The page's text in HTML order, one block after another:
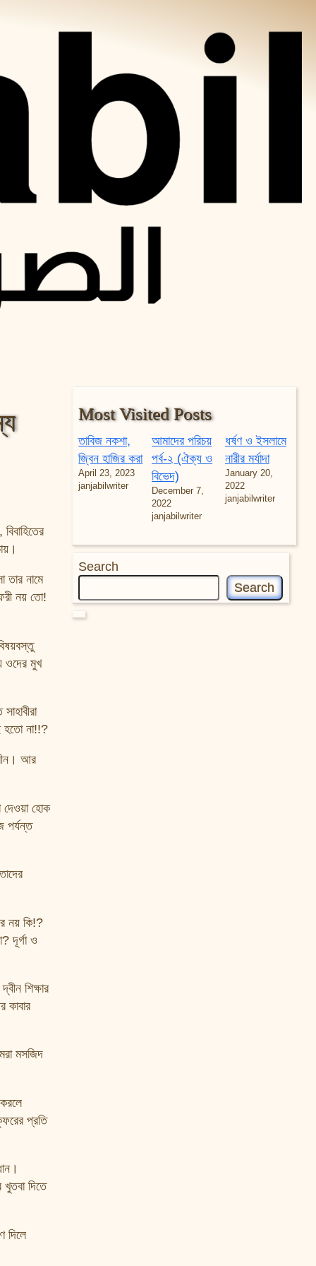
নামে
নয় তো!
ওদের মুখ
হতো না!!?
আর
দেওয়া হোক
পর্যন্ত
নয় কি!?
দূর্গা ও
শিক্ষার
কাবার
মসজিদ
প্রতি
দিতে
দিলে
Most Visited Posts
তাবিজ নকশা,
জ্বিন হাজির করা
April 23, 2023
janjabilwriter
আমাদের পরিচয়
পর্ব-২ (ঐক্য ও
বিভেদ)
December 7,
2022
janjabilwriter
ধর্ষণ ও ইসলামে
নারীর মর্যাদা
January 20,
2022
janjabilwriter
Search
Search